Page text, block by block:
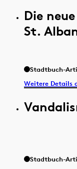
Die
St.
Stadtbuch-
Weitere Details
Stadtbuch-